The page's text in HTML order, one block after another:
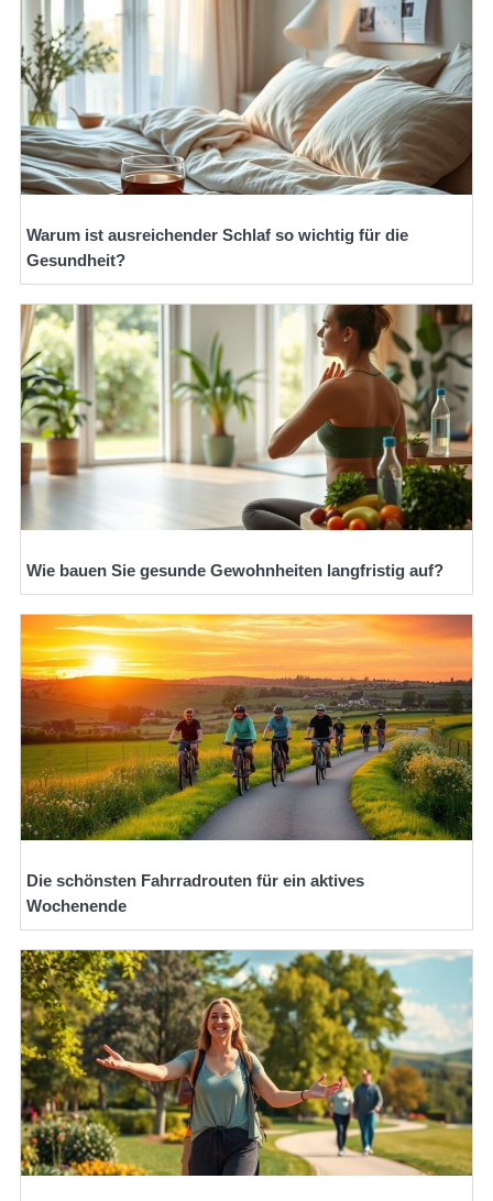
Warum ist ausreichender Schlaf so wichtig für die
Gesundheit?
Wie bauen Sie gesunde Gewohnheiten langfristig auf?
Die schönsten Fahrradrouten für ein aktives
Wochenende